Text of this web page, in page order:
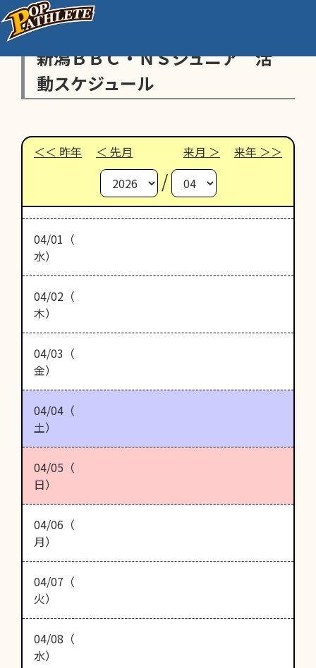
新潟ＢＢＣ・ＮＳジュニア 活
動スケジュール
昨年 先月 来月 来年
/
04/01（
水）
04/02（
木）
04/03（
金）
04/04（
土）
04/05（
日）
04/06（
月）
04/07（
火）
04/08（
水）